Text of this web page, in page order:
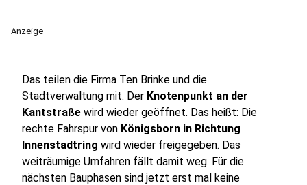
Anzeige
Das teilen die Firma Ten Brinke und die
Stadtverwaltung mit. Der Knotenpunkt an der
Kantstraße wird wieder geöffnet. Das heißt: Die
rechte Fahrspur von Königsborn in Richtung
Innenstadtring wird wieder freigegeben. Das
weiträumige Umfahren fällt damit weg. Für die
nächsten Bauphasen sind jetzt erst mal keine